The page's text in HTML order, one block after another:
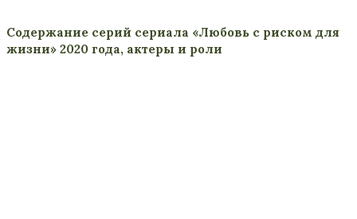
Содержание серий сериала «Любовь с риском для
жизни» 2020 года, актеры и роли